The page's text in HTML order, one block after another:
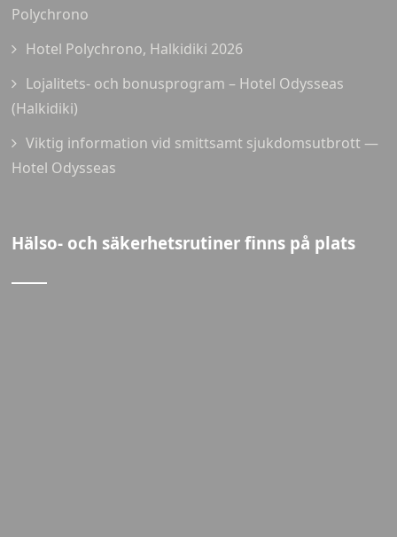
Polychrono
Hotel Polychrono, Halkidiki 2026
Lojalitets- och bonusprogram – Hotel Odysseas
(Halkidiki)
Viktig information vid smittsamt sjukdomsutbrott —
Hotel Odysseas
Hälso- och säkerhetsrutiner finns på plats